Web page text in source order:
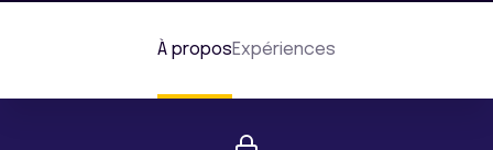
À proposExpériences